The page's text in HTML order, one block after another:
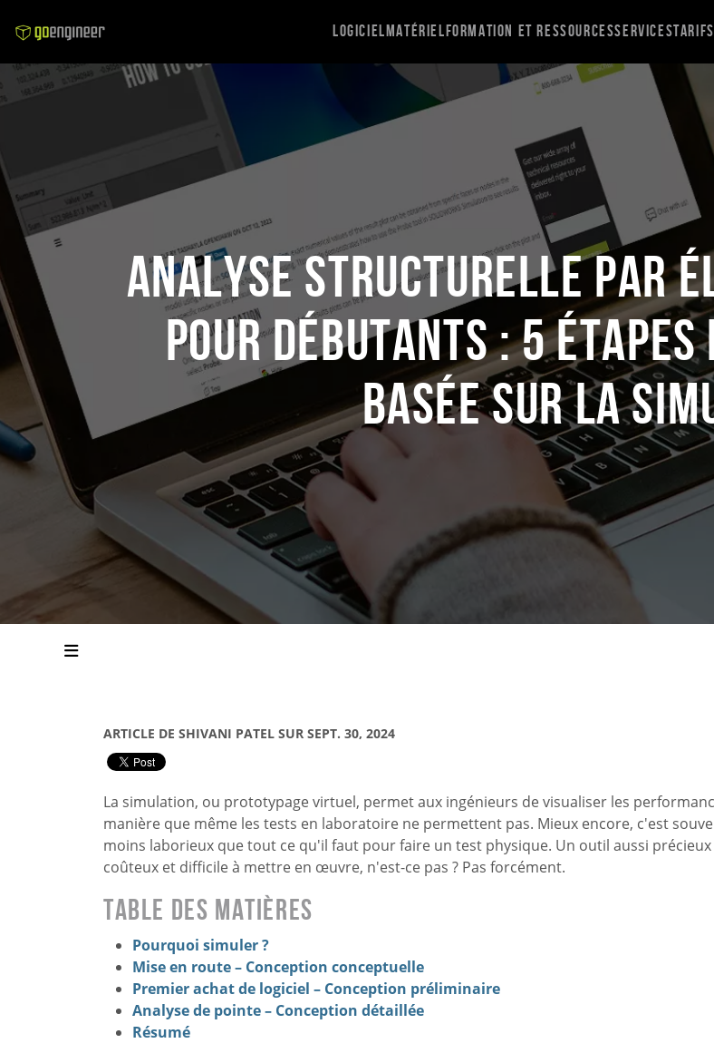
LogicielMatérielFormation et ressourcesServices
Analyse structurelle par
pour débutants : 5
basée sur la
ARTICLE DE SHIVANI PATEL SUR SEPT. 30, 2024
La simulation, ou prototypage virtuel, permet aux ingénieurs de visualiser les
manière que même les tests en laboratoire ne permettent pas. Mieux encore, c'est
moins laborieux que tout ce qu'il faut pour faire un test physique. Un outil aussi
coûteux et difficile à mettre en œuvre, n'est-ce pas ? Pas forcément.
Table des matières
Pourquoi simuler ?
Mise en route – Conception conceptuelle
Premier achat de logiciel – Conception préliminaire
Analyse de pointe – Conception détaillée
Résumé